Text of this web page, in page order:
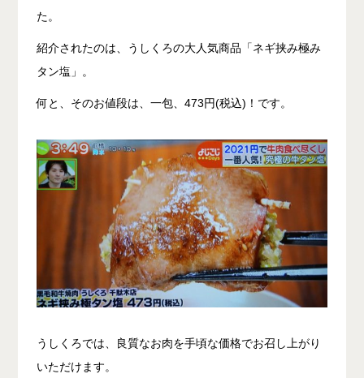
た。
紹介されたのは、うしくろの大人気商品「ネギ挟み極み
タン塩」。
何と、そのお値段は、一包、473円(税込)！です。
うしくろでは、良質なお肉を手頃な価格でお召し上がり
いただけます。